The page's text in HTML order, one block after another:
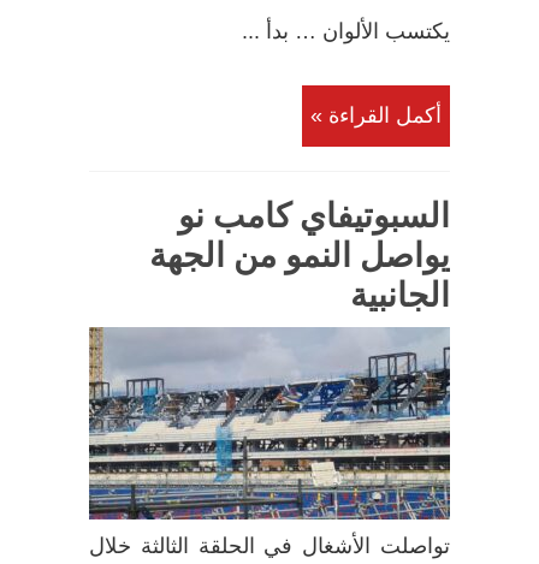
يكتسب الألوان … بدأ ...
أكمل القراءة »
السبوتيفاي كامب نو
يواصل النمو من الجهة
الجانبية
تواصلت الأشغال في الحلقة الثالثة خلال